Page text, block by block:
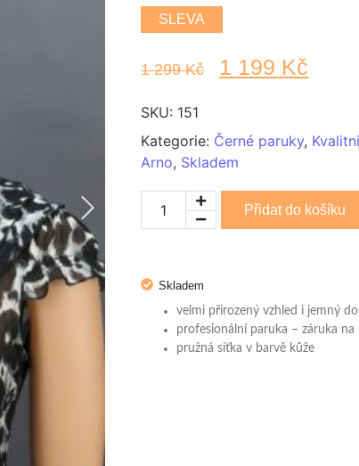
SLEVA
1 299Kč 1 199 Kč
SKU: 151
Kategorie: Černé paruky,
Arno, Skladem
Přidat do košíku
Skladem
velmi přirozený vzhled i jemný
profesionální paruka – záruka na
pružná síťka v barvě kůže